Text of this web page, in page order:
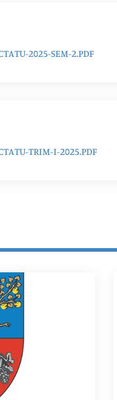
2025-SEM-2.PDF
TRIM-I-2025.PDF